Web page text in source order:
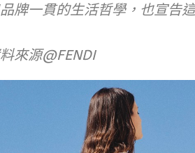
牌一貫的生活哲學，也宣告
來源@FENDI